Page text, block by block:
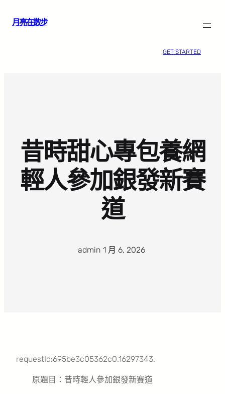
月亮在散步
GET STARTED
昔時甜心專包養網
輕人參加銀發新賽
道
admin· 1 月 6, 2026·
requestId:695be3c05362c0.16297343.
原題目：昔時輕人參加銀發新賽道